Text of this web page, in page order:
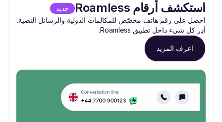
استكشف أرقام Roamless
جديد
احصل على رقم هاتف مخصّص للمكالمات الدولية والرسائل النصية.
أدِر كل شيء داخل تطبيق Roamless.
اعرف المزيد